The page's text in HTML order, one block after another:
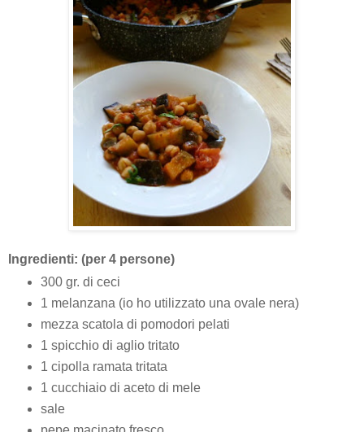
Ingredienti: (per 4 persone)
300 gr. di ceci
1 melanzana (io ho utilizzato una ovale nera)
mezza scatola di pomodori pelati
1 spicchio di aglio tritato
1 cipolla ramata tritata
1 cucchiaio di aceto di mele
sale